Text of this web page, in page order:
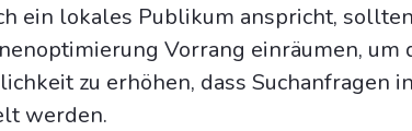
ein lokales Publikum anspricht,
Vorrang einräumen, um
zu erhöhen, dass Suchanfragen
werden.